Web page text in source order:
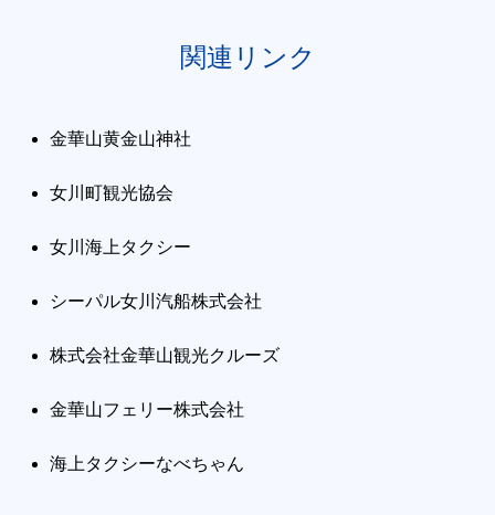
関連リンク
金華山黄金山神社
女川町観光協会
女川海上タクシー
シーパル女川汽船株式会社
株式会社金華山観光クルーズ
金華山フェリー株式会社
海上タクシーなべちゃん